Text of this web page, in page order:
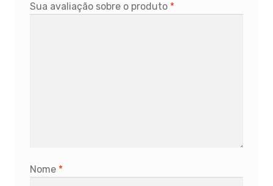
Sua avaliação sobre o produto *
Nome *